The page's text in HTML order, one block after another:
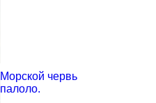
Морской червь
палоло.